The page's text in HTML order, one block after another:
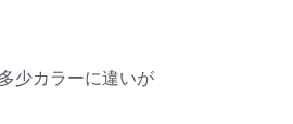
少カラーに違いが